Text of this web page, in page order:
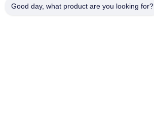
Good day, what product are you looking for?